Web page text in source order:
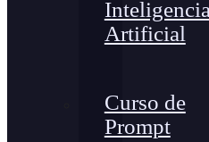
Inteligencia
Artificial
Curso de
Prompt